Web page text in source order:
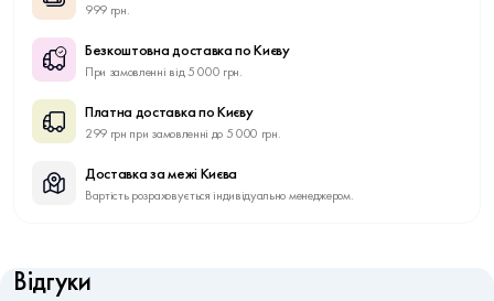
999 грн.
Безкоштовна доставка по Києву
При замовленні від 5 000 грн.
Платна доставка по Києву
299 грн при замовленні до 5 000 грн.
Доставка за межі Києва
Вартість розраховується індивідуально менеджером.
Відгуки